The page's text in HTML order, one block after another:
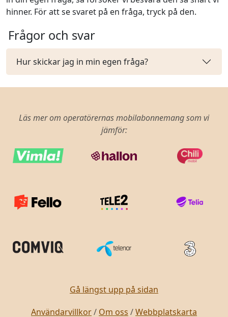
hinner. För att se svaret på en fråga, tryck på den.
Frågor och svar
Hur skickar jag in min egen fråga?
Läs mer om operatörernas mobilabonnemang som vi
jämför:
Gå längst upp på sidan
Användarvillkor/ Om oss /Webbplatskarta